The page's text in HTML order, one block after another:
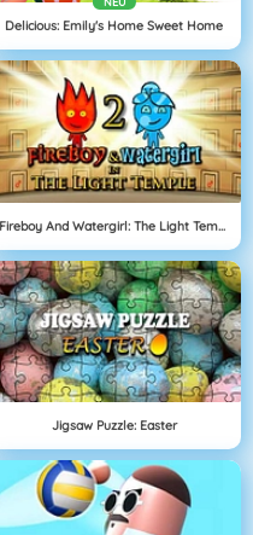
Delicious: Emily's Home Sweet Home
Fireboy And Watergirl: The Light Temple
Jigsaw Puzzle: Easter